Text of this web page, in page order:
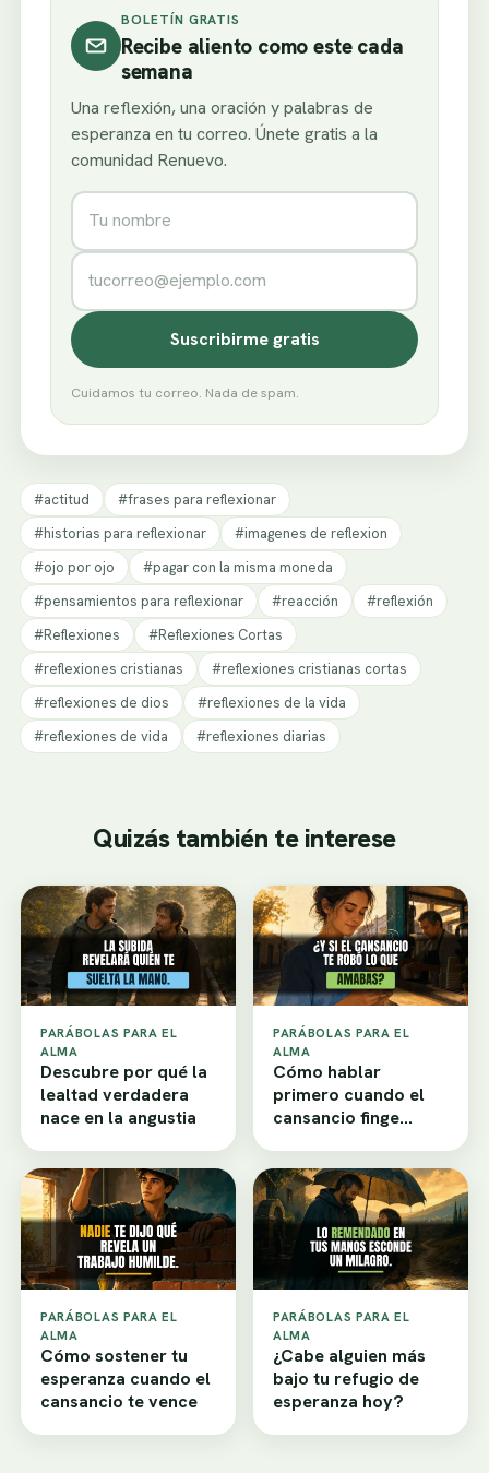
BOLETÍN GRATIS
Recibe aliento como este cada
semana
Una reflexión, una oración y palabras de
esperanza en tu correo. Únete gratis a la
comunidad Renuevo.
Nombre
Correo electrónico
Suscribirme gratis
Cuidamos tu correo. Nada de spam.
#actitud
#frases para reflexionar
#historias para reflexionar
#imagenes de reflexion
#ojo por ojo
#pagar con la misma moneda
#pensamientos para reflexionar
#reacción
#reflexión
#Reflexiones
#Reflexiones Cortas
#reflexiones cristianas
#reflexiones cristianas cortas
#reflexiones de dios
#reflexiones de la vida
#reflexiones de vida
#reflexiones diarias
Quizás también te interese
PARÁBOLAS PARA EL
ALMA
Descubre por qué la
lealtad verdadera
nace en la angustia
PARÁBOLAS PARA EL
ALMA
Cómo hablar
primero cuando el
cansancio finge
PARÁBOLAS PARA EL
ALMA
Cómo sostener tu
esperanza cuando el
cansancio te vence
PARÁBOLAS PARA EL
ALMA
¿Cabe alguien más
bajo tu refugio de
esperanza hoy?